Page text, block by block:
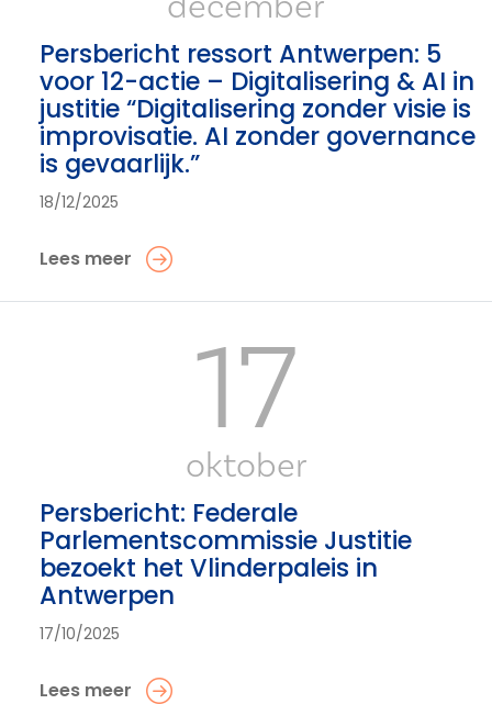
Persbericht ressort Antwerpen: 5
voor 12-actie – Digitalisering & AI in
justitie “Digitalisering zonder visie is
improvisatie. AI zonder governance
is gevaarlijk.”
18/12/2025
Lees meer
17
oktober
Persbericht: Federale
Parlementscommissie Justitie
bezoekt het Vlinderpaleis in
Antwerpen
17/10/2025
Lees meer